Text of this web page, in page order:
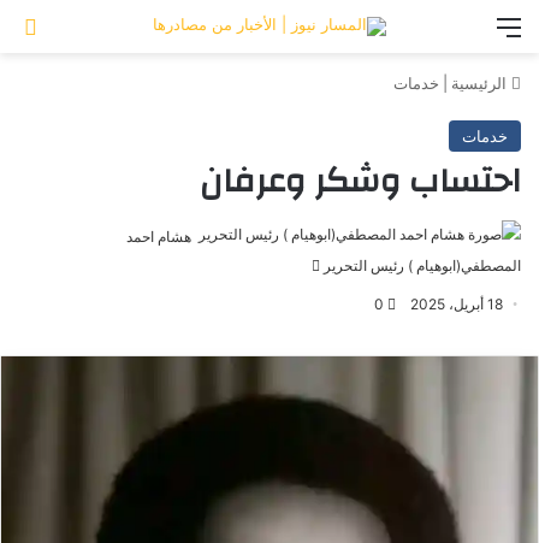
الرئيسية خدمات
خدمات
احتساب وشكر وعرفان
هشام احمد
المصطفي(ابوهيام ) رئيس التحرير
18 أبريل، 2025 0